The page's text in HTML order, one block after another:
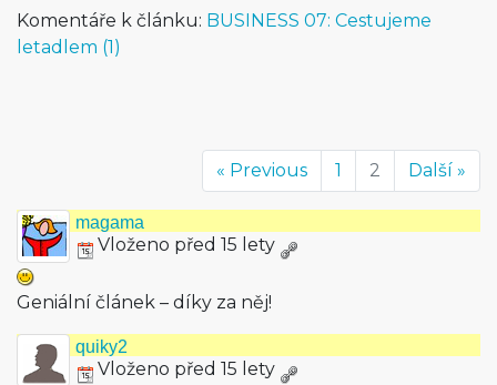
Komentáře k článku: BUSINESS 07: Cestujeme
letadlem (1)
« Previous 1 2 Další »
magama
Vloženo před 15 lety
Geniální článek – díky za něj!
quiky2
Vloženo před 15 lety